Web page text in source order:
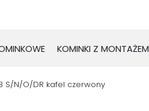
KOMINKI Z MONTAŻEM
S/N/O/DR kafel czerwony